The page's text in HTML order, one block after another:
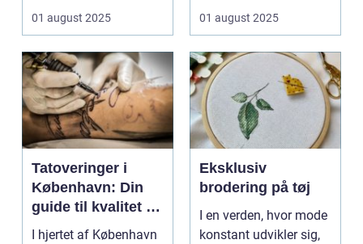
gøre for at...
01 august 2025 01 august 2025
Tatoveringer i
København: Din
guide til kvalitet og
kreativitet
I hjertet af København
Eksklusiv
brodering på tøj
I en verden, hvor mode
konstant udvikler sig,